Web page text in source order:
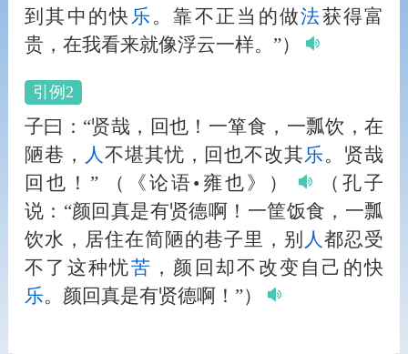
到其中的快 乐 。靠不正当的做法获得富
贵，在我看来就像浮云一样。”）
引例2
子曰：“贤哉，回也！一箪食，一瓢饮，在
陋巷，
人 不堪其忧，回也不改其乐。贤哉
回也！”
（《论语•雍也》）
（孔子
说：“颜回真是有贤德啊！一筐饭食，一瓢
饮水，居住在简陋的巷子里，别 人都忍受
不了这种忧苦 ，颜回却不改变自己的快
乐。颜回真是有贤德啊！”）